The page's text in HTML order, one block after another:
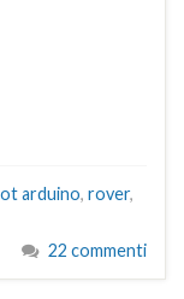
arduino, rover,
22 commenti